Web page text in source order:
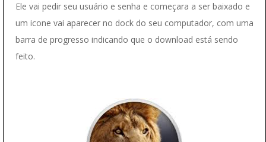
Ele vai pedir seu usuário e senha e começara a ser baixado e
um icone vai aparecer no dock do seu computador, com uma
barra de progresso indicando que o download está sendo
feito.